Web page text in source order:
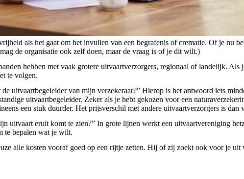
als het gaat om het invullen van een begrafenis of crematie. Of je nu
de organisatie ook zelf doen, maar de vraag is of je dit wilt.)
hebben met vaak grotere uitvaartverzorgers, regionaal of landelijk.
te volgen.
uitvaartbegeleider van mijn verzekeraar?” Hierop is het antwoord iets
uitvaartbegeleider. Zeker als je hebt gekozen voor een
een stuk duurder. Het prijsverschil met andere uitvaartverzorgers is dan
eruit komt te zien?” In grote lijnen werkt een uitvaartvereniging
te bepalen wat je wilt.
alle kosten vooraf goed op een rijtje zetten. Hij of zij zoekt ook voor je